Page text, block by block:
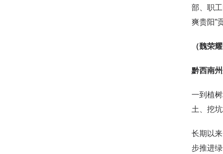
部、职
爽贵阳”
（魏荣耀
黔西南
一到植
土、挖
长期以
步推进